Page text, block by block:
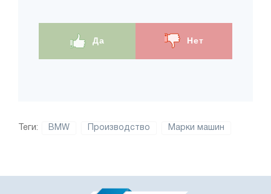
Да Нет
Теги: BMW Производство Марки машин